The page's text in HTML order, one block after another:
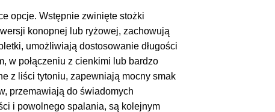
opcje. Wstępnie zwinięte stożki
konopnej lub ryżowej, zachowują
umożliwiają dostosowanie długości
w połączeniu z cienkimi lub bardzo
z liści tytoniu, zapewniają mocny smak
przemawiają do świadomych
i powolnego spalania, są kolejnym